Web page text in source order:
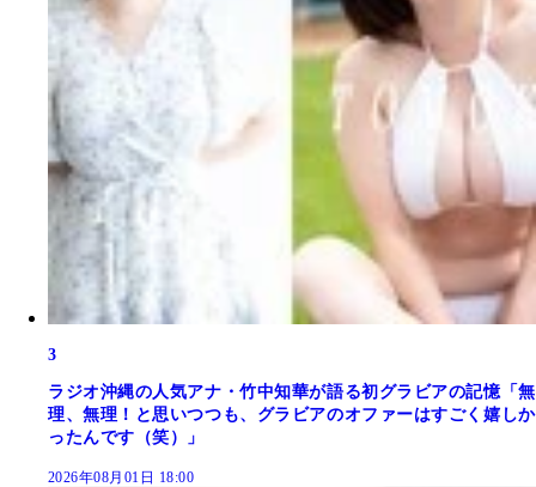
3
ラジオ沖縄の人気アナ・竹中知華が語る初グラビアの記憶「無
理、無理！と思いつつも、グラビアのオファーはすごく嬉しか
ったんです（笑）」
2026年08月01日 18:00